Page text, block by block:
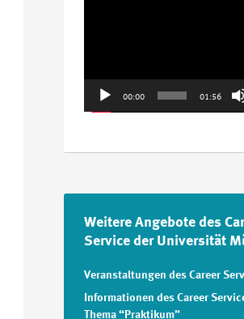
00:00 01:56
Weitere Angebote des
Service der Universität
Veranstaltungen des Career
Informationen des Career
Thema “Praktikum”